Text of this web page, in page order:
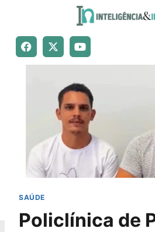
SAÚDE
Policlínica de